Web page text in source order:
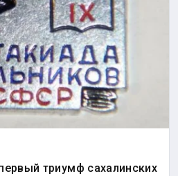
триумф сахалинских